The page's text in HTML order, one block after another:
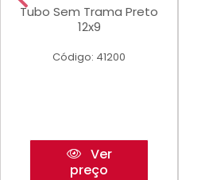
Tubo Sem Trama Preto
12x9
Código: 41200
Ver
preço